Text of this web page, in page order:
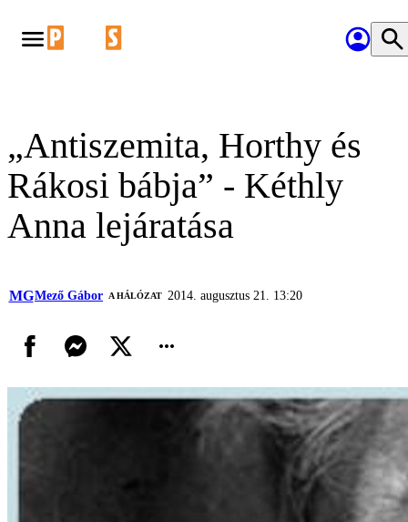
„Antiszemita, Horthy és
Rákosi bábja” - Kéthly
Anna lejáratása
MGMező Gábor A HÁLÓZAT 2014. augusztus 21. 13:20